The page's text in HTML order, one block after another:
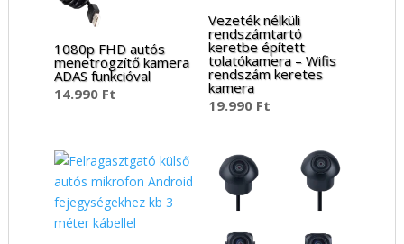
1080p FHD autós
menetrögzítő kamera
ADAS funkcióval
14.990 Ft
Vezeték nélküli
rendszámtartó
keretbe épített
tolatókamera – Wifis
rendszám keretes
kamera
19.990 Ft